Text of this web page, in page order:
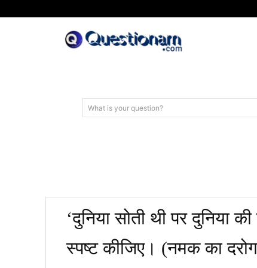
What is your question?
‘दुनिया सोती थी पर
स्पष्ट कीजिए। (नमक का